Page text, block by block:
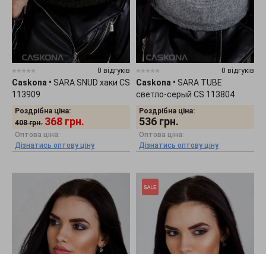
0 відгуків
Caskona • SARA SNUD хаки CS
113909
Роздрібна ціна:
408 грн. 368 грн.
Оптова ціна:
Дізнатись оптову ціну
0 відгуків
Caskona • SARA TUBE
светло-серый CS 113804
Роздрібна ціна:
536 грн.
Оптова ціна:
Дізнатись оптову ціну